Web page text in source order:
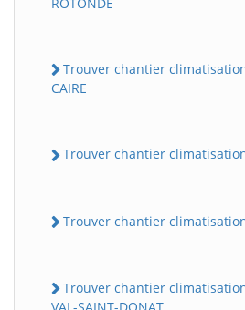
Trouver chantier
CAIRE
Trouver chantier climatisation
Trouver chantier climatisation
Trouver chantier climatisation